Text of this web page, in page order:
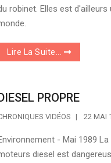
robinet. Elles est d'ailleurs
Lire La Suite...
PROPRE
VIDÉOS 22 MAI
- Mai 1989
diesel est